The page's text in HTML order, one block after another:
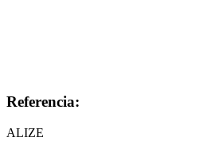
Referencia:
ALIZE